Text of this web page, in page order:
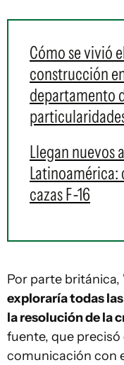
Cómo se vivió
construcción
departamento
Llegan nuevos
Latinoamérica:
cazas F-16
Por parte
exploraría todas
la resolución de la
fuente, que precisó
comunicación con